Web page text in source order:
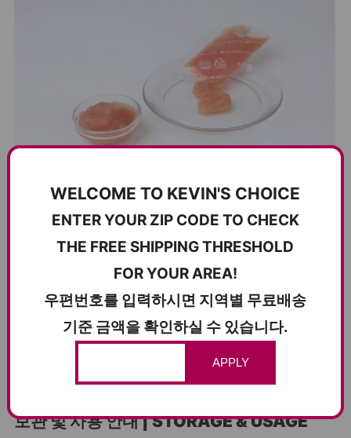
냉동 보관으로 신선함이 오래 유지되고, 필요한 만큼만 사용해
낭비를 줄일 수 있습니다.
1인 가구부터 대가족까지 모두에게 실용적인 필수템이에요.
Use only what you need—ideal for both singles and
보관 및 사용 안내 | STORAGE & USAGE
WELCOME TO KEVIN'S CHOICE
ENTER YOUR ZIP CODE TO CHECK
THE FREE SHIPPING THRESHOLD
FOR YOUR AREA!
우편번호를 입력하시면 지역별 무료배송
기준 금액을 확인하실 수 있습니다.
APPLY